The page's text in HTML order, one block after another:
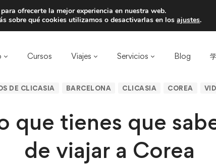
amigo y llevaos un total de 75€ de
Cursos Viajes Servicios Blog
DE CLICASIA BARCELONA CLICASIA COREA
que tienes que
de viajar a Corea
ofrecerte la mejor experiencia en nuestra web.
sobre qué cookies utilizamos o desactivarlas en losajustes.